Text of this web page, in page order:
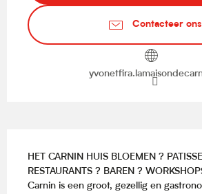
Contacteer ons
HET CARNIN HUIS BLOEMEN ?
RESTAURANTS ? BAREN ?
Carnin is een groot, gezellig en